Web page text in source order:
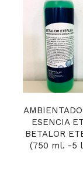
ESENCIA
BETALOR
(750 ml. -5